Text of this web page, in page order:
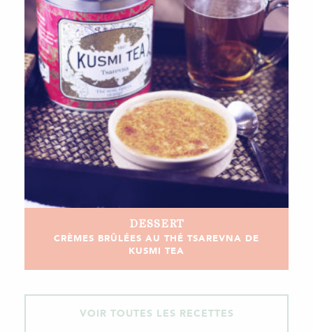
DESSERT
CRÈMES BRÛLÉES AU THÉ TSAREVNA DE
KUSMI TEA
VOIR TOUTES LES RECETTES